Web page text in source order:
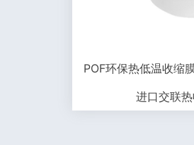
POF环保热低温收缩
进口交联